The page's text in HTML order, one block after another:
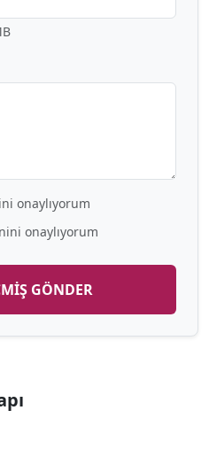
onaylıyorum
onaylıyorum
GÖNDER